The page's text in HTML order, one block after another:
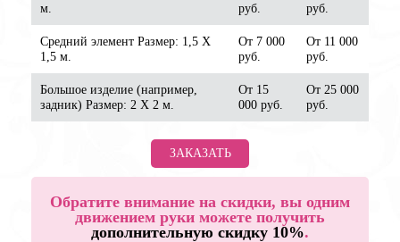
м. руб. руб.
Средний элемент Размер: 1,5 Х
1,5 м.
От 7 000
руб.
От 11 000
руб.
Большое изделие (например,
задник) Размер: 2 Х 2 м.
От 15
000 руб.
От 25 000
руб.
ЗАКАЗАТЬ
Обратите внимание на скидки, вы одним
движением руки можете получить
дополнительную скидку 10%.